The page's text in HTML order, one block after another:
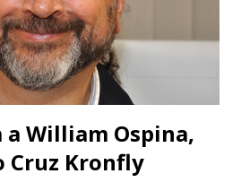
William Ospina,
Cruz Kronfly